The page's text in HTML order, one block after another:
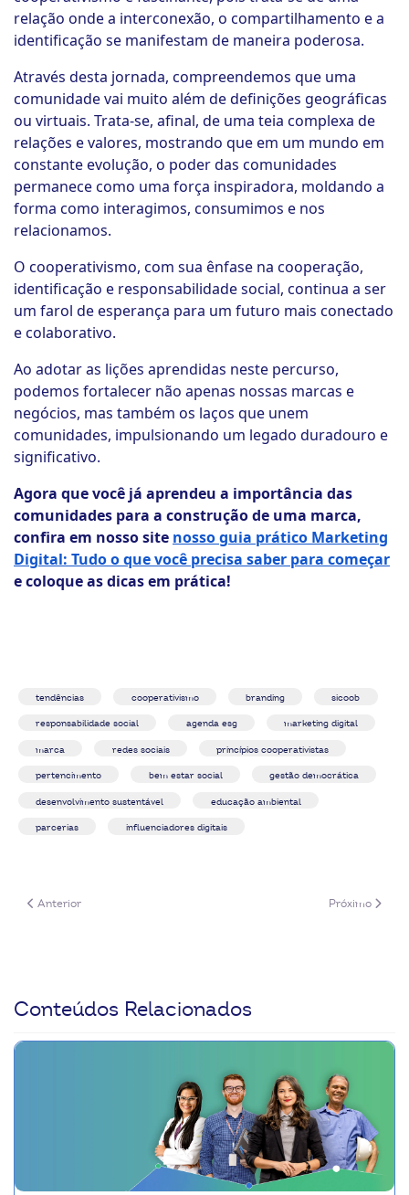
relação onde a interconexão, o compartilhamento e a
identificação se manifestam de maneira poderosa.
Através desta jornada, compreendemos que uma
comunidade vai muito além de definições geográficas
ou virtuais. Trata-se, afinal, de uma teia complexa de
relações e valores, mostrando que em um mundo em
constante evolução, o poder das comunidades
permanece como uma força inspiradora, moldando a
forma como interagimos, consumimos e nos
relacionamos.
O cooperativismo, com sua ênfase na cooperação,
identificação e responsabilidade social, continua a ser
um farol de esperança para um futuro mais conectado
e colaborativo.
Ao adotar as lições aprendidas neste percurso,
podemos fortalecer não apenas nossas marcas e
negócios, mas também os laços que unem
comunidades, impulsionando um legado duradouro e
significativo.
Agora que você já aprendeu a importância das
comunidades para a construção de uma marca,
confira em nosso site nosso guia prático Marketing
Digital: Tudo o que você precisa saber para começar
e coloque as dicas em prática!
tendências cooperativismo branding sicoob
responsabilidade social agenda esg marketing digital
marca redes sociais princípios cooperativistas
pertencimento bem estar social gestão democrática
desenvolvimento sustentável educação ambiental
parcerias influenciadores digitais
Artigo anterior: Como evitar a desconexão geracional no cooperativismo
Anterior Próximo
Próximo
Conteúdos Relacionados